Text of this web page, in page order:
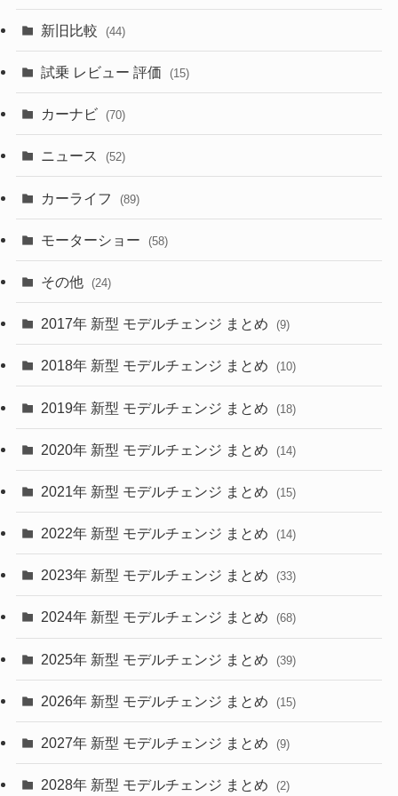
(253)
(84)
(50)
(43)
(6)
(9)
(30)
(27)
(58)
(28)
(27)
(26)
(10)
(35)
(10)
(9)
(22)
(4)
(9)
(4)
(1)
(3)
(3) (5)
(7)
新旧比較 (44)
試乗 レビュー 評価 (15)
カーナビ (70)
ニュース (52)
カーライフ (89)
モーターショー (58)
その他 (24)
2017年 新型 モデルチェンジ まとめ (9)
2018年 新型 モデルチェンジ まとめ (10)
2019年 新型 モデルチェンジ まとめ (18)
2020年 新型 モデルチェンジ まとめ (14)
2021年 新型 モデルチェンジ まとめ (15)
2022年 新型 モデルチェンジ まとめ (14)
2023年 新型 モデルチェンジ まとめ (33)
2024年 新型 モデルチェンジ まとめ (68)
2025年 新型 モデルチェンジ まとめ (39)
2026年 新型 モデルチェンジ まとめ (15)
2027年 新型 モデルチェンジ まとめ (9)
2028年 新型 モデルチェンジ まとめ (2)